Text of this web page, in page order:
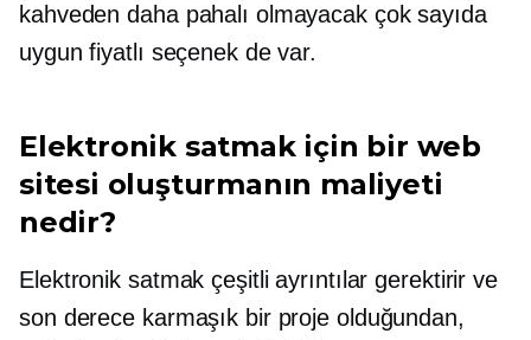
kahveden daha pahalı olmayacak çok sayıda
uygun fiyatlı seçenek de var.
Elektronik satmak için bir web
sitesi oluşturmanın maliyeti
nedir?
Elektronik satmak çeşitli ayrıntılar gerektirir ve
son derece karmaşık bir proje olduğundan,